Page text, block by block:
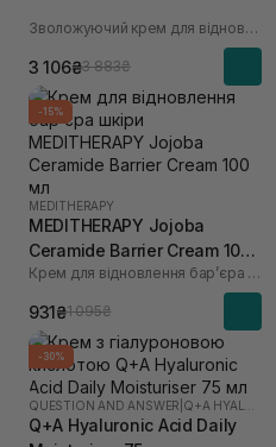
Зволожуючий крем для відновлення мікробіома
3 106₴3 883₴
-15%
MEDITHERAPY
MEDITHERAPY Jojoba
Ceramide Barrier Cream 100
мл
Крем для відновлення барʼєра шкіри
931₴1 095₴
-30%
QUESTION AND ANSWER
Q+A Hyaluronic Acid Daily